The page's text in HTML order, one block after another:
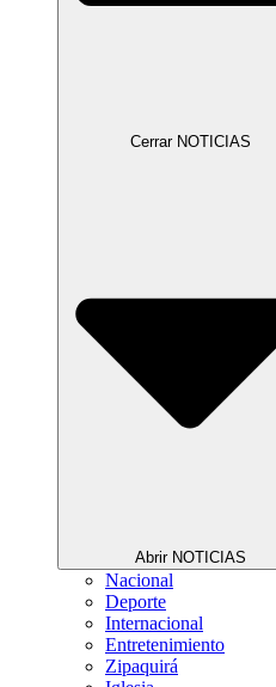
Cerrar NOTICIAS
Abrir NOTICIAS
Nacional
Deporte
Internacional
Entretenimiento
Zipaquirá